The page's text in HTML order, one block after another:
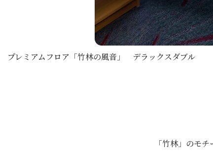
プレミアムフロア「竹林の風音」 デラックスダブル
「竹林」のモ